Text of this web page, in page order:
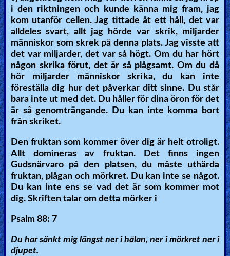
i den riktningen och kunde känna mig fram, jag
kom utanför cellen. Jag tittade åt ett håll, det var
alldeles svart, allt jag hörde var skrik, miljarder
människor som skrek på denna plats. Jag visste att
det var miljarder, det var så högt. Om du har hört
någon skrika förut, det är så plågsamt. Om du då
hör miljarder människor skrika, du kan inte
föreställa dig hur det påverkar ditt sinne. Du står
bara inte ut med det. Du håller för dina öron för det
är så genomträngande. Du kan inte komma bort
från skriket.
Den fruktan som kommer över dig är helt otroligt.
Allt domineras av fruktan. Det finns ingen
Gudsnärvaro på den platsen, du måste uthärda
fruktan, plågan och mörkret. Du kan inte se något.
Du kan inte ens se vad det är som kommer mot
dig. Skriften talar om detta mörker i
Psalm 88: 7
Du har sänkt mig längst ner i hålan, ner i mörkret ner i
djupet.